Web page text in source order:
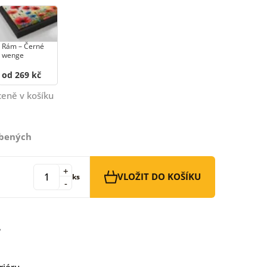
Rám –⁠⁠⁠⁠⁠⁠ Černé
wenge
od 269 kč
v košíku
-
+ ks VLOŽIT DO KOŠÍKU